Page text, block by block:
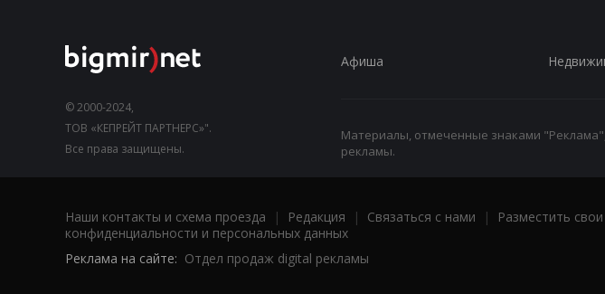
© 2000-2024,
ТОВ «КЕПРЕЙТ ПАРТНЕРС»".
Все права защищены.
Афиша
Материалы, отмеченные знаками
рекламы.
Наши контакты и схема проезда | Редакция | Связаться с нами | Разместить
конфиденциальности и персональных данных
Реклама на сайте: Отдел продаж digital рекламы